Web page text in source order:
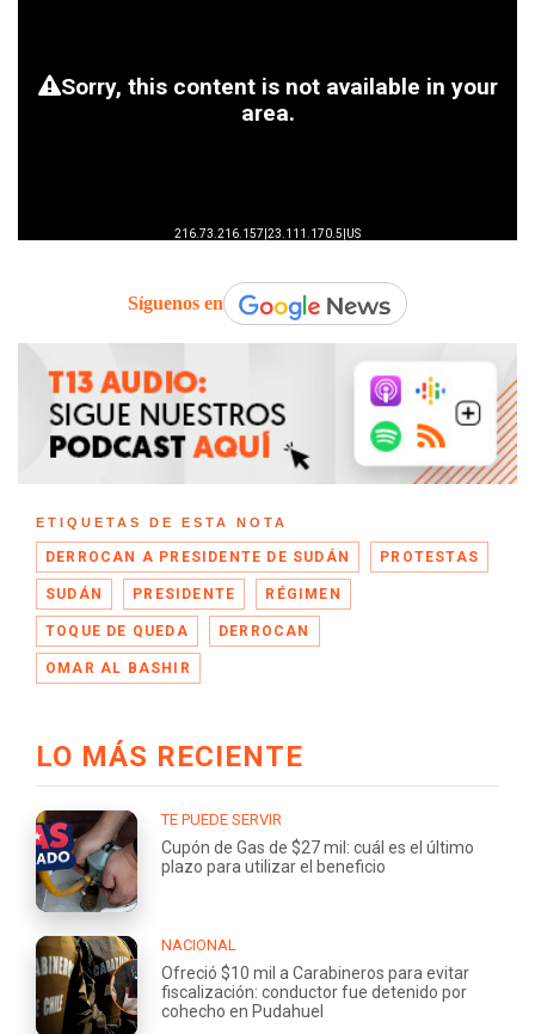
Síguenos en
ETIQUETAS DE ESTA NOTA
DERROCAN A PRESIDENTE DE SUDÁN PROTESTAS
SUDÁN PRESIDENTE RÉGIMEN
TOQUE DE QUEDA DERROCAN
OMAR AL BASHIR
LO MÁS RECIENTE
TE PUEDE SERVIR
Cupón de Gas de $27 mil: cuál es el último
plazo para utilizar el beneficio
NACIONAL
Ofreció $10 mil a Carabineros para evitar
fiscalización: conductor fue detenido por
cohecho en Pudahuel